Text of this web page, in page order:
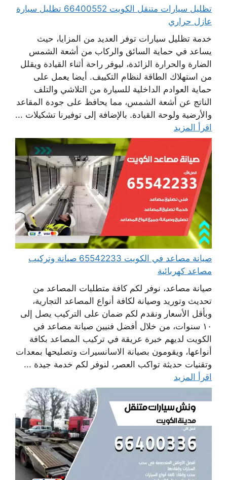
تظليل سيارات متنقل الكويت 66400552 تظليل سيارة
عازل حراري
خدمة تظليل سيارات توفر العديد من المزايا، حيث
يساعد في حماية السائق والركاب من أشعة الشمس
الضارة والحرارة الزائدة، ليوفر راحة أثناء القيادة ويقلل
من استهلاك الطاقة لنظام التكييف. أيضا يعمل على
حماية العوادم الداخلية للسيارة من التلاشي والتلف
الناتج عن أشعة الشمس، مما يحافظ على جودة المقاعد
والأرضية ولوحة القيادة. بالإضافة إلى توفيرنا تشكيلات ...
اقرأ المزيد
صيانة مصاعد في الكويت 65542233 صيانة وتركيب
مصاعد كهربائية
صيانة مصاعد، نوفر لكم كافة متطلبات المصاعد من
تحديث وتوريد وصيانة لكافة أنواع المصاعد التجارية،
وبأقل الأسعار ونقدم لكم ضمان على التركيب يصل إلى
١٠ سنوات، من خلال أفضل فنيين صيانة مصاعد في
الكويت لديهم خبرة عريقة في تركيب المصاعد بكافة
أنواعها، ويقومون بصيانة الاسانسيرات وتصليحها بمعدات
وتقنيات حديثة تواكب العصر، لنوفر لكم خدمة جيدة ...
اقرأ المزيد